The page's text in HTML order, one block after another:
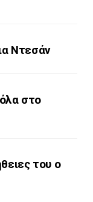
Ντεσάν
στο
του ο